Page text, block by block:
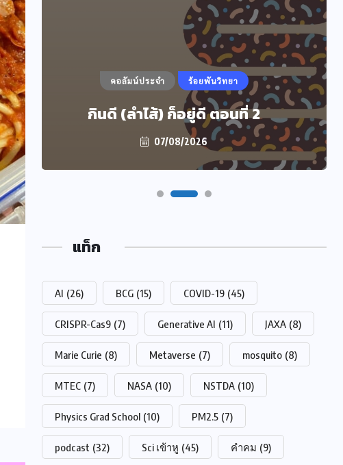
คอลัมน์ประจำ ร้อยพันวิทยา
กินดี (ลำไส้) ก็อยู่ดี ตอนที่ 2
07/08/2026
แท็ก
AI (26) BCG (15) COVID-19 (45)
CRISPR-Cas9 (7) Generative AI (11) JAXA (8)
Marie Curie (8) Metaverse (7) mosquito (8)
MTEC (7) NASA (10) NSTDA (10)
Physics Grad School (10) PM2.5 (7)
podcast (32) Sci เข้าหู (45) คำคม (9)